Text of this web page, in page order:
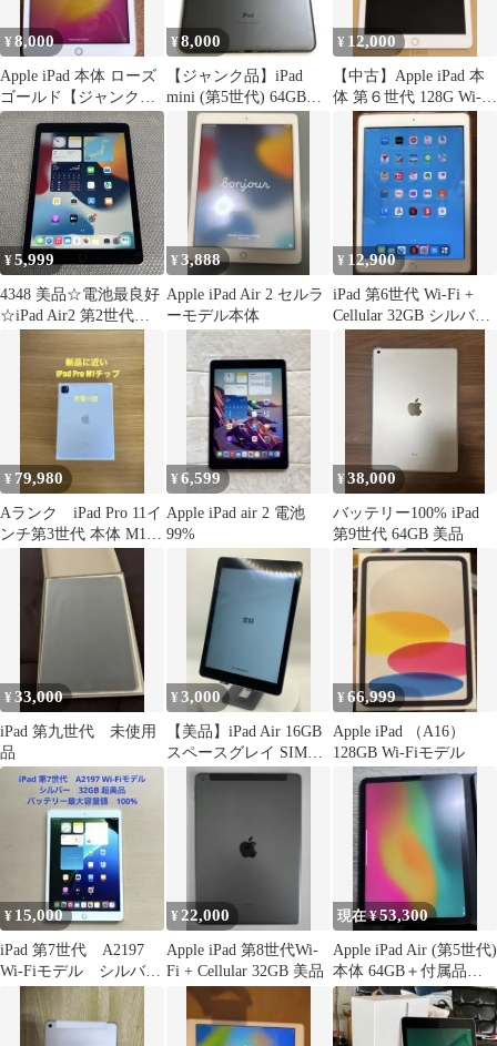
¥8,000
Apple iPad 本体 ローズ
ゴールド【ジャンク
品】本体のみ
¥8,000
【ジャンク品】iPad
mini (第5世代) 64GB｜
au版SIMフリー
¥ 12,000
【中古】Apple iPad 本
体 第６世代 128G Wi-Fi
モデル
¥5,999
4348 美品☆電池最良好
☆iPad Air2 第2世代
¥3,888
Apple iPad Air 2 セルラ
ーモデル本体
¥ 12,900
iPad 第6世代 Wi-Fi +
Cellular 32GB シルバー
¥ 79,980
Aランク iPad Pro 11イ
ンチ第3世代 本体 M1チ
ップ 新品に近い状態
¥6,599
Apple iPad air 2 電池
99%
¥38,000
バッテリー100% iPad
第9世代 64GB 美品
¥33,000
iPad 第九世代 未使用
品
¥3,000
【美品】iPad Air 16GB
スペースグレイ SIMフ
リー /458080
¥66,999
Apple iPad （A16）
128GB Wi-Fiモデル
¥ 15,000
iPad 第7世代 A2197
Wi-Fiモデル シルバ
ー 32GB 超美品#6
¥22,000
Apple iPad 第8世代Wi-
Fi + Cellular 32GB 美品
現在 ¥53,300
Apple iPad Air (第5世代)
本体 64GB＋付属品あ
り